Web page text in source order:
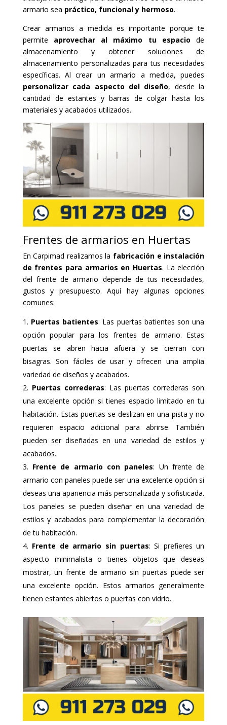
armario sea práctico, funcional y hermoso.
Crear armarios a medida es importante porque te
permite aprovechar al máximo tu espacio de
almacenamiento y obtener soluciones de
almacenamiento personalizadas para tus necesidades
específicas. Al crear un armario a medida, puedes
personalizar cada aspecto del diseño, desde la
cantidad de estantes y barras de colgar hasta los
materiales y acabados utilizados.
Frentes de armarios en Huertas
En Carpimad realizamos la fabricación e instalación
de frentes para armarios en Huertas. La elección
del frente de armario depende de tus necesidades,
gustos y presupuesto. Aquí hay algunas opciones
comunes:
Puertas batientes: Las puertas batientes son una
opción popular para los frentes de armario. Estas
puertas se abren hacia afuera y se cierran con
bisagras. Son fáciles de usar y ofrecen una amplia
variedad de diseños y acabados.
Puertas correderas: Las puertas correderas son
una excelente opción si tienes espacio limitado en tu
habitación. Estas puertas se deslizan en una pista y no
requieren espacio adicional para abrirse. También
pueden ser diseñadas en una variedad de estilos y
acabados.
Frente de armario con paneles: Un frente de
armario con paneles puede ser una excelente opción si
deseas una apariencia más personalizada y sofisticada.
Los paneles se pueden diseñar en una variedad de
estilos y acabados para complementar la decoración
de tu habitación.
Frente de armario sin puertas: Si prefieres un
aspecto minimalista o tienes objetos que deseas
mostrar, un frente de armario sin puertas puede ser
una excelente opción. Estos armarios generalmente
tienen estantes abiertos o puertas con vidrio.